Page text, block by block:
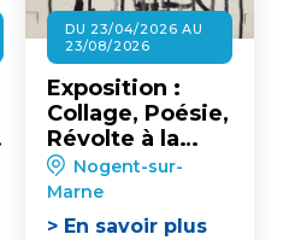
DU 23/04/2026 AU
23/08/2026
Exposition :
Collage, Poésie,
Révolte à la
Maison
Nationale des
Artistes
Nogent-sur-
Marne
> En savoir plus